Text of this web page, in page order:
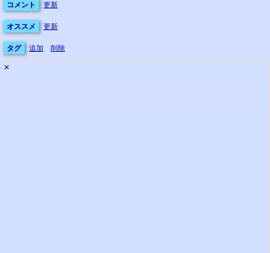
コメント 更新
オススメ 更新
タグ 追加 削除
✕